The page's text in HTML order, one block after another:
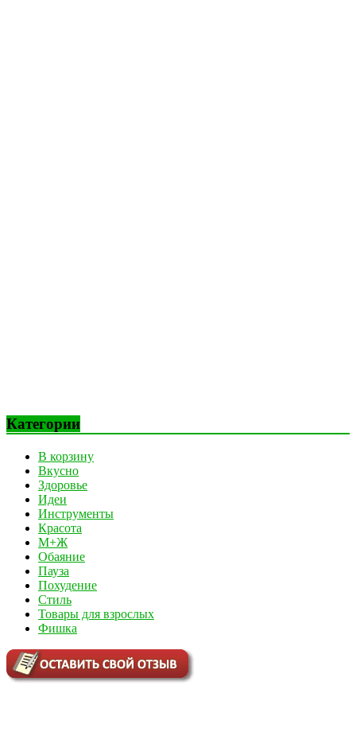
Категории
В корзину
Вкусно
Здоровье
Идеи
Инструменты
Красота
М+Ж
Обаяние
Пауза
Похудение
Стиль
Товары для взрослых
Фишка